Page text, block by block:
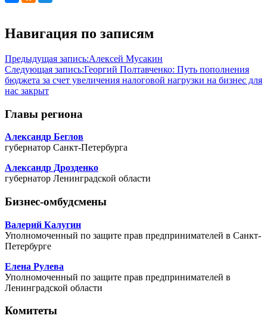
Навигация по записям
Предыдущая запись:Алексей Мусакин
Следующая запись:Георгий Полтавченко: Путь пополнения
бюджета за счет увеличения налоговой нагрузки на бизнес для
нас закрыт
Главы региона
Александр Беглов
губернатор Санкт-Петербурга
Александр Дрозденко
губернатор Ленинградской области
Бизнес-омбудсмены
Валерий Калугин
Уполномоченный по защите прав предпринимателей в Санкт-
Петербурге
Елена Рулева
Уполномоченный по защите прав предпринимателей в
Ленинградской области
Комитеты